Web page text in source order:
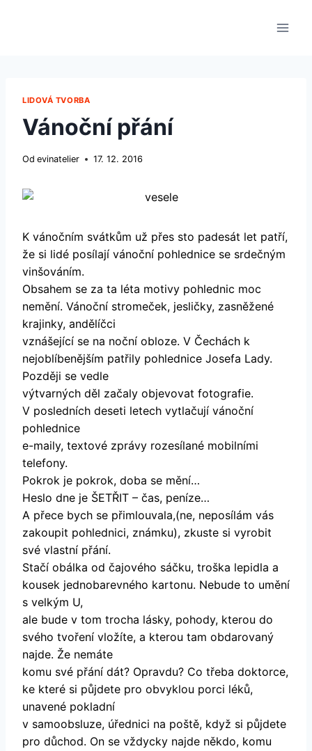
LIDOVÁ TVORBA
Vánoční přání
Od evinatelier 17. 12. 2016
K vánočním svátkům už přes sto padesát let patří,
že si lidé posílají vánoční pohlednice se srdečným
vinšováním.
Obsahem se za ta léta motivy pohlednic moc
nemění. Vánoční stromeček, jesličky, zasněžené
krajinky, andělíčci
vznášející se na noční obloze. V Čechách k
nejoblíbenějším patřily pohlednice Josefa Lady.
Později se vedle
výtvarných děl začaly objevovat fotografie.
V posledních deseti letech vytlačují vánoční
pohlednice
e-maily, textové zprávy rozesílané mobilními
telefony.
Pokrok je pokrok, doba se mění…
Heslo dne je ŠETŘIT – čas, peníze…
A přece bych se přimlouvala,(ne, neposílám vás
zakoupit pohlednici, známku), zkuste si vyrobit
své vlastní přání.
Stačí obálka od čajového sáčku, troška lepidla a
kousek jednobarevného kartonu. Nebude to umění
s velkým U,
ale bude v tom trocha lásky, pohody, kterou do
svého tvoření vložíte, a kterou tam obdarovaný
najde. Že nemáte
komu své přání dát? Opravdu? Co třeba doktorce,
ke které si půjdete pro obvyklou porci léků,
unavené pokladní
v samoobsluze, úřednici na poště, když si půjdete
pro důchod. On se vždycky najde někdo, komu